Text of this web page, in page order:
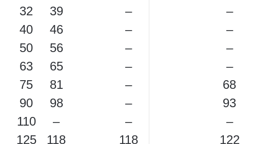
32 39 – –
40 46 – –
50 56 – –
63 65 – –
75 81 – 68
90 98 – 93
110 – – –
125 118 118 122